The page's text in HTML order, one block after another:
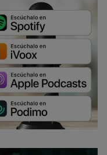
Aceptar cookies
Política de cookies